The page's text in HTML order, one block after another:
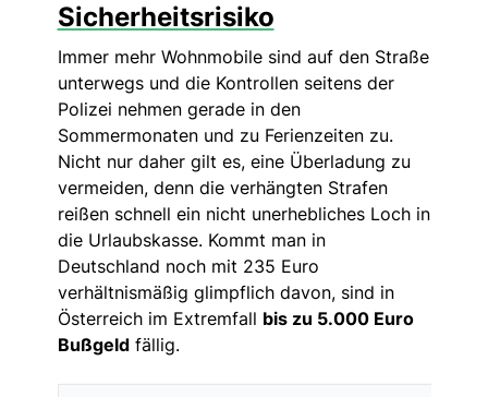
Sicherheitsrisiko
Immer mehr Wohnmobile sind auf den Straße
unterwegs und die Kontrollen seitens der
Polizei nehmen gerade in den
Sommermonaten und zu Ferienzeiten zu.
Nicht nur daher gilt es, eine Überladung zu
vermeiden, denn die verhängten Strafen
reißen schnell ein nicht unerhebliches Loch in
die Urlaubskasse. Kommt man in
Deutschland noch mit 235 Euro
verhältnismäßig glimpflich davon, sind in
Österreich im Extremfall bis zu 5.000 Euro
Bußgeldfällig.